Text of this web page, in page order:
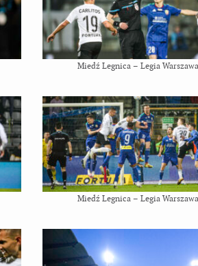
Miedź Legnica – Legia Warszawa
Miedź Legnica – Legia Warszawa